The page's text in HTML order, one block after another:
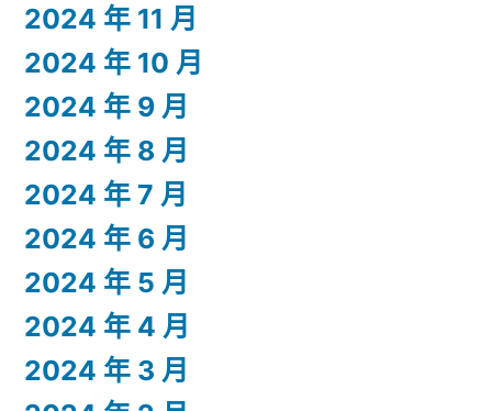
2024 年 11 月
2024 年 10 月
2024 年 9 月
2024 年 8 月
2024 年 7 月
2024 年 6 月
2024 年 5 月
2024 年 4 月
2024 年 3 月